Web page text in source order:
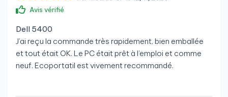
Avis vérifié
Dell 5400
J’ai reçu la commande très rapidement, bien emballée
et tout était OK. Le PC était prêt à l’emploi et comme
neuf. Ecoportatil est vivement recommandé.